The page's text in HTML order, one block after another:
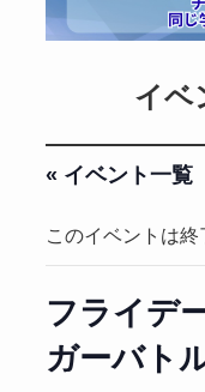
イベ
« イベント一覧
このイベントは終
フライデ
ガーバト